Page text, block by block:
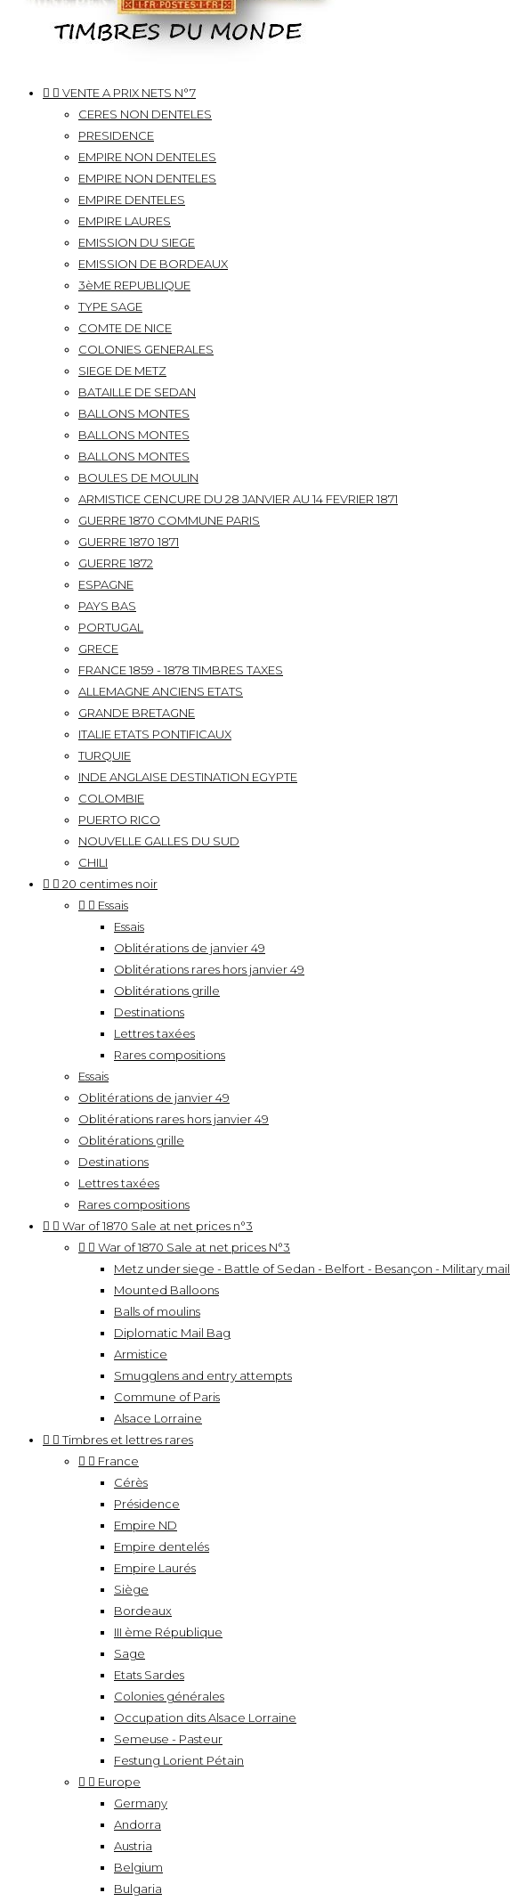
  VENTE A PRIX NETS N°7
CERES NON DENTELES
PRESIDENCE
EMPIRE NON DENTELES
EMPIRE NON DENTELES
EMPIRE DENTELES
EMPIRE LAURES
EMISSION DU SIEGE
EMISSION DE BORDEAUX
3èME REPUBLIQUE
TYPE SAGE
COMTE DE NICE
COLONIES GENERALES
SIEGE DE METZ
BATAILLE DE SEDAN
BALLONS MONTES
BALLONS MONTES
BALLONS MONTES
BOULES DE MOULIN
ARMISTICE CENCURE DU 28 JANVIER AU 14 FEVRIER 1871
GUERRE 1870 COMMUNE PARIS
GUERRE 1870 1871
GUERRE 1872
ESPAGNE
PAYS BAS
PORTUGAL
GRECE
FRANCE 1859 - 1878 TIMBRES TAXES
ALLEMAGNE ANCIENS ETATS
GRANDE BRETAGNE
ITALIE ETATS PONTIFICAUX
TURQUIE
INDE ANGLAISE DESTINATION EGYPTE
COLOMBIE
PUERTO RICO
NOUVELLE GALLES DU SUD
CHILI
  20 centimes noir
  Essais
Essais
Oblitérations de janvier 49
Oblitérations rares hors janvier 49
Oblitérations grille
Destinations
Lettres taxées
Rares compositions
Essais
Oblitérations de janvier 49
Oblitérations rares hors janvier 49
Oblitérations grille
Destinations
Lettres taxées
Rares compositions
  War of 1870 Sale at net prices n°3
  War of 1870 Sale at net prices N°3
Metz under siege - Battle of Sedan - Belfort - Besançon - Military mail
Mounted Balloons
Balls of moulins
Diplomatic Mail Bag
Armistice
Smugglens and entry attempts
Commune of Paris
Alsace Lorraine
  Timbres et lettres rares
  France
Cérès
Présidence
Empire ND
Empire dentelés
Empire Laurés
Siège
Bordeaux
III ème République
Sage
Etats Sardes
Colonies générales
Occupation dits Alsace Lorraine
Semeuse - Pasteur
Festung Lorient Pétain
  Europe
Germany
Andorra
Austria
Belgium
Bulgaria